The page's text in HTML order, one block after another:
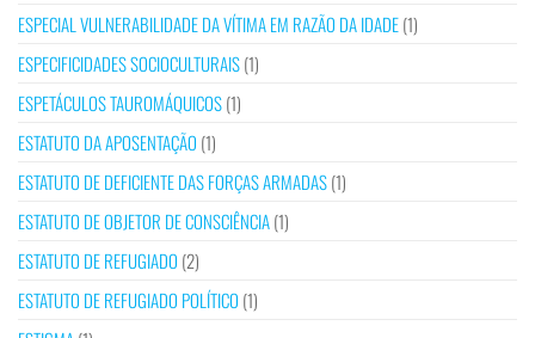
ESPECIAL VULNERABILIDADE DA VÍTIMA EM RAZÃO DA IDADE(1)
ESPECIFICIDADES SOCIOCULTURAIS(1)
ESPETÁCULOS TAUROMÁQUICOS(1)
ESTATUTO DA APOSENTAÇÃO (1)
ESTATUTO DE DEFICIENTE DAS FORÇAS ARMADAS(1)
ESTATUTO DE OBJETOR DE CONSCIÊNCIA(1)
ESTATUTO DE REFUGIADO (2)
ESTATUTO DE REFUGIADO POLÍTICO (1)